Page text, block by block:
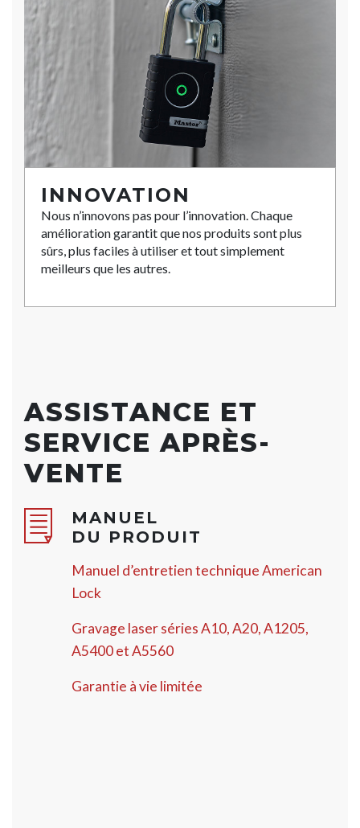
INNOVATION
Nous n’innovons pas pour l’innovation. Chaque
amélioration garantit que nos produits sont plus
sûrs, plus faciles à utiliser et tout simplement
meilleurs que les autres.
ASSISTANCE ET
SERVICE APRÈS-
VENTE
MANUEL
DU PRODUIT
Manuel d’entretien technique American
Lock
Gravage laser séries A10, A20, A1205,
A5400 et A5560
Garantie à vie limitée